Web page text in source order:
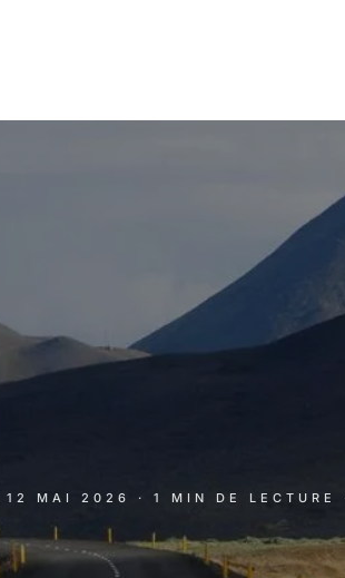
12 MAI 2026 · 1 MIN DE LECTURE